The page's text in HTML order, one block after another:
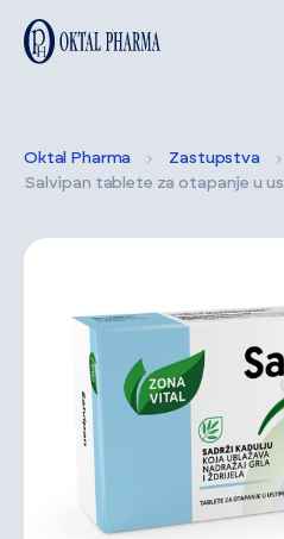
Oktal Pharma Zastupstva
Salvipan tablete za otapanje u